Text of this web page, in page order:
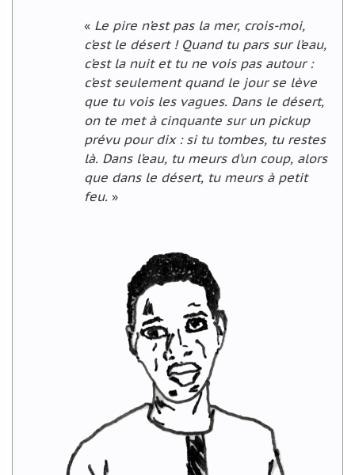
« Le pire n’est pas la mer, crois-moi,
c’est le désert ! Quand tu pars sur l’eau,
c’est la nuit et tu ne vois pas autour :
c’est seulement quand le jour se lève
que tu vois les vagues. Dans le désert,
on te met à cinquante sur un pickup
prévu pour dix : si tu tombes, tu restes
là. Dans l’eau, tu meurs d’un coup, alors
que dans le désert, tu meurs à petit
feu. »